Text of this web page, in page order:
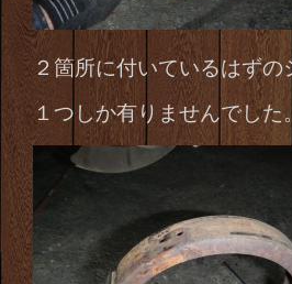
２箇所に付いているはずの
１つしか有りませんでした